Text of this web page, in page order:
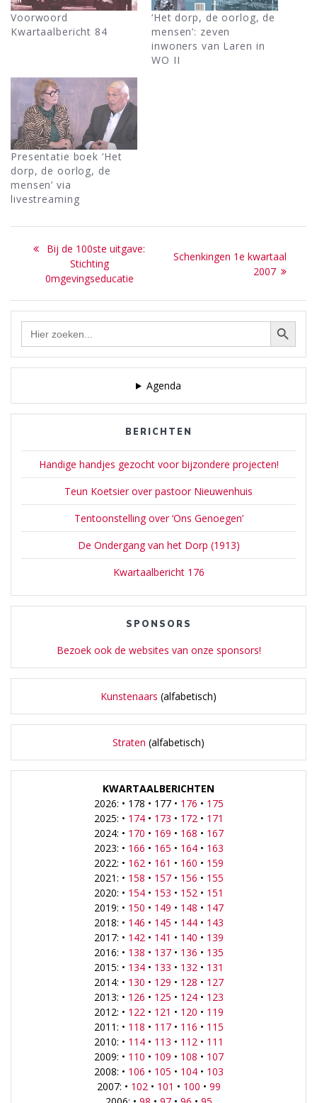
Voorwoord
Kwartaalbericht 84
‘Het dorp, de oorlog, de
mensen’: zeven
inwoners van Laren in
WO II
Presentatie boek ‘Het
dorp, de oorlog, de
mensen’ via
livestreaming
Bericht
navigatie
Previous
Bij de 100ste uitgave:
Stichting
0mgevingseducatie
Next
Schenkingen 1e kwartaal
2007
Zoek Zoekknop
Agenda
BERICHTEN
Handige handjes gezocht voor bijzondere projecten!
Teun Koetsier over pastoor Nieuwenhuis
Tentoonstelling over ‘Ons Genoegen’
De Ondergang van het Dorp (1913)
Kwartaalbericht 176
SPONSORS
Bezoek ook de websites van onze sponsors!
Kunstenaars (alfabetisch)
Straten (alfabetisch)
KWARTAALBERICHTEN
2026: • 178 • 177 • 176 • 175
2025: • 174• 173 • 172• 171
2024: • 170 • 169 • 168 • 167
2023: • 166 • 165 • 164• 163
2022: • 162• 161 • 160 • 159
2021: • 158 • 157• 156 • 155
2020: • 154• 153 • 152• 151
2019: • 150 • 149 • 148 • 147
2018: • 146 • 145 • 144• 143
2017: • 142• 141 • 140 • 139
2016: • 138 • 137• 136 • 135
2015: • 134• 133 • 132• 131
2014: • 130 • 129 • 128 • 127
2013: • 126 • 125 • 124• 123
2012: • 122• 121 • 120 • 119
2011: • 118 • 117• 116 • 115
2010: • 114• 113 • 112• 111
2009: • 110 • 109 • 108 • 107
2008: • 106 • 105 • 104• 103
2007: • 102• 101 • 100 • 99